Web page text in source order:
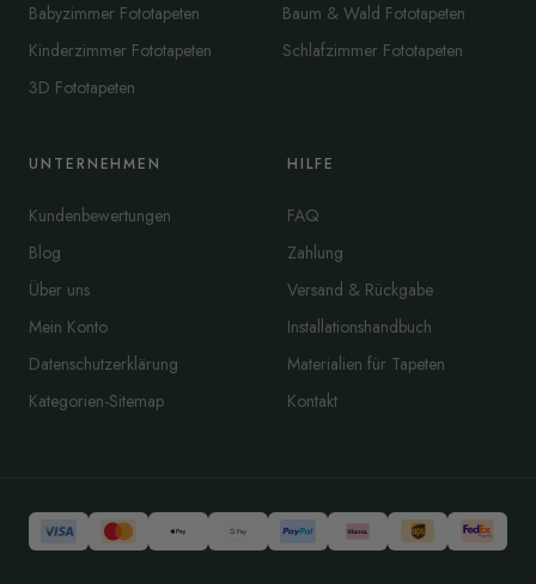
Babyzimmer Fototapeten
Kinderzimmer Fototapeten
3D Fototapeten
Baum & Wald Fototapeten
Schlafzimmer Fototapeten
UNTERNEHMEN
Kundenbewertungen
Blog
Über uns
Mein Konto
Datenschutzerklärung
Kategorien-Sitemap
HILFE
FAQ
Zahlung
Versand & Rückgabe
Installationshandbuch
Materialien für Tapeten
Kontakt